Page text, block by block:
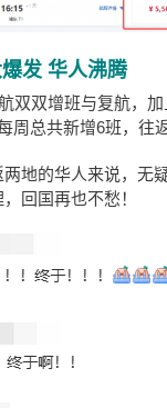
发 华人沸腾
双双增班与复航，
周总共新增6班，往
地的华人来说，无
回国再也不愁！